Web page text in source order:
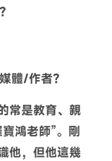
體/作者？
常是教育、親
鴻老師”。剛
他，但他這幾